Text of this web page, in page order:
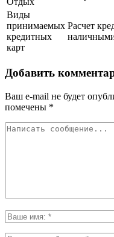
Виды
принимаемых
кредитных
карт
Расчет
Добавить
Ваш e-mail не будет
помечены *